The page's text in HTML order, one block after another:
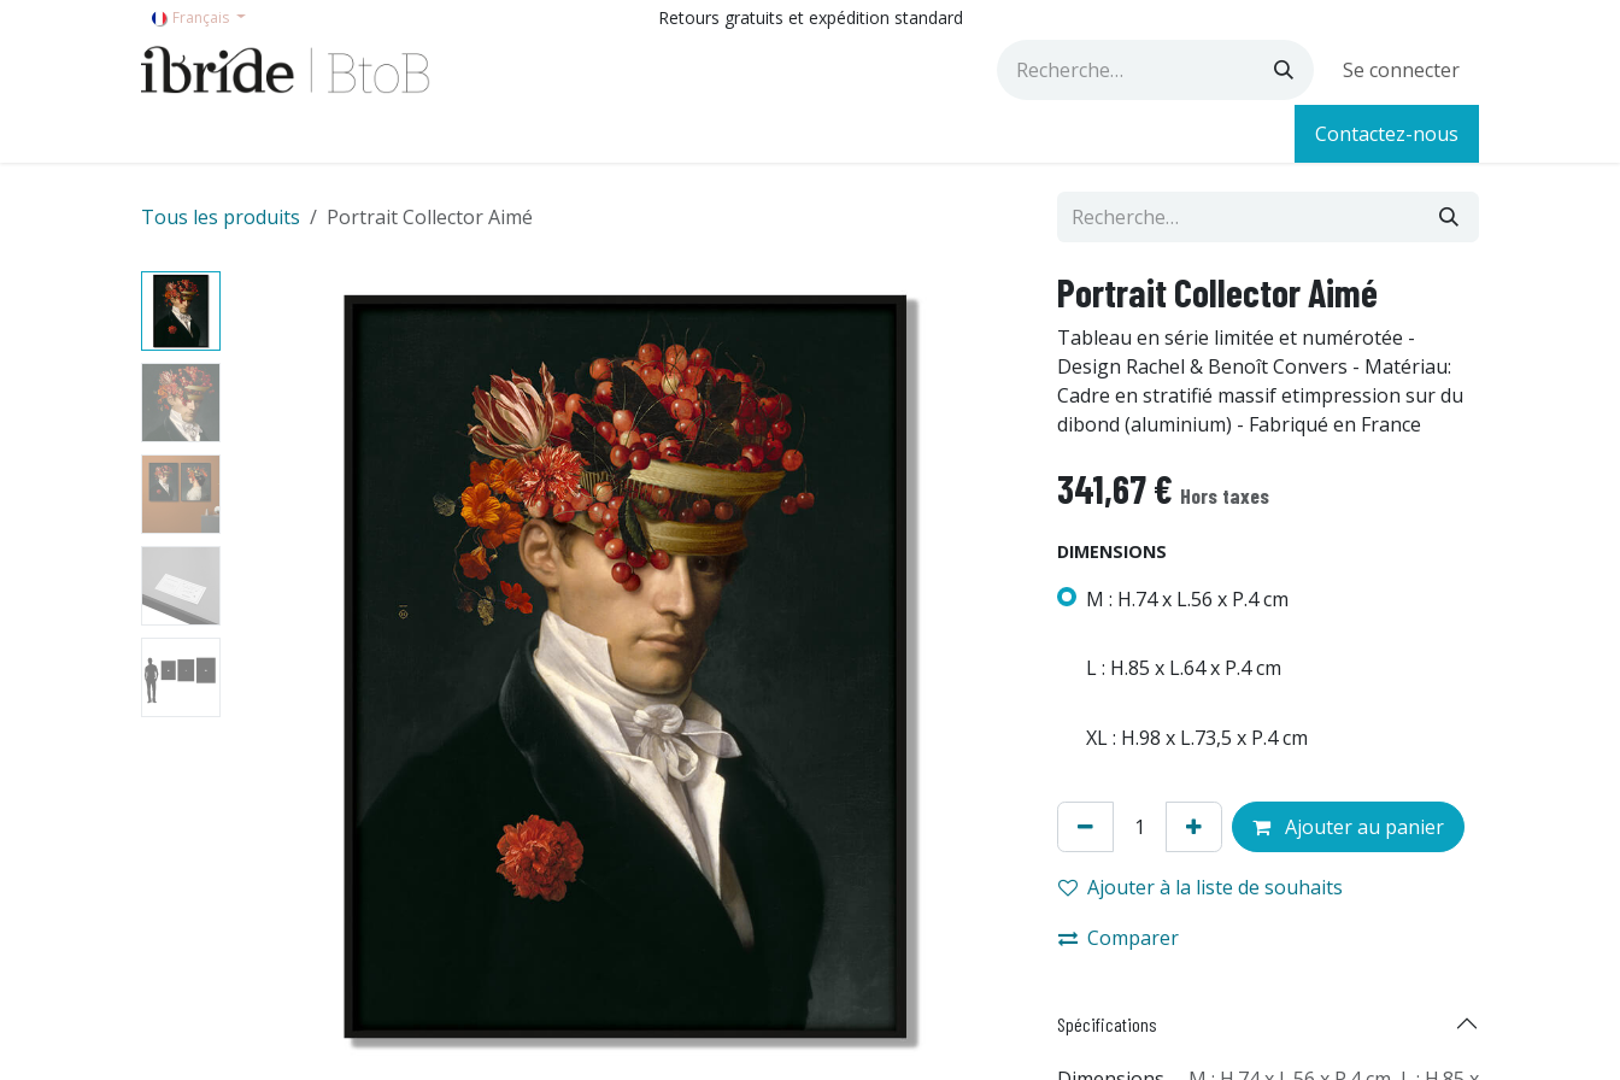
Se rendre au contenuFrançais Retours gratuits et expédition standard
Se connecter
Contactez-nous
Tous les produits Portrait Collector Aimé
Portrait Collector Aimé
Tableau en série limitée et numérotée -
Design Rachel & Benoît Convers - Matériau:
Cadre en stratifié massif etimpression sur du
dibond (aluminium) - Fabriqué en France
341,67€ Hors taxes
DIMENSIONS
M : H.74 x L.56 x P.4 cm
L : H.85 x L.64 x P.4 cm
XL : H.98 x L.73,5 x P.4 cm
Ajouter au panier
Ajouter à la liste de souhaits
Comparer
Spécifications